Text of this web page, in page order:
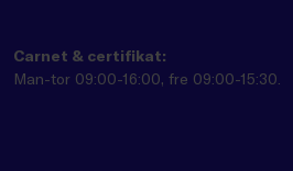
Carnet & certifikat:
Man-tor 09:00-16:00, fre 09:00-15:30.